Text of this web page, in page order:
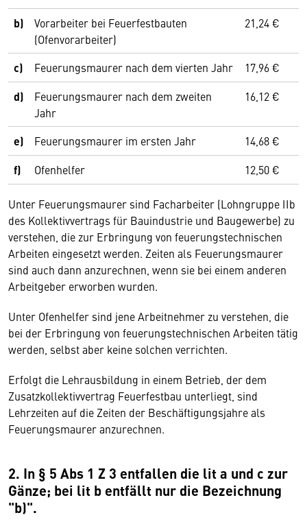
b)
Vorarbeiter bei Feuerfestbauten
(Ofenvorarbeiter)
21,24 €
c) Feuerungsmaurer nach dem vierten Jahr 17,96 €
d)
Feuerungsmaurer nach dem zweiten
Jahr
16,12 €
e) Feuerungsmaurer im ersten Jahr 14,68 €
f) Ofenhelfer 12,50 €
Unter Feuerungsmaurer sind Facharbeiter (Lohngruppe IIb
des Kollektivvertrags für Bauindustrie und Baugewerbe) zu
verstehen, die zur Erbringung von feuerungstechnischen
Arbeiten eingesetzt werden. Zeiten als Feuerungsmaurer
sind auch dann anzurechnen, wenn sie bei einem anderen
Arbeitgeber erworben wurden.
Unter Ofenhelfer sind jene Arbeitnehmer zu verstehen, die
bei der Erbringung von feuerungstechnischen Arbeiten tätig
werden, selbst aber keine solchen verrichten.
Erfolgt die Lehrausbildung in einem Betrieb, der dem
Zusatzkollektivvertrag Feuerfestbau unterliegt, sind
Lehrzeiten auf die Zeiten der Beschäftigungsjahre als
Feuerungsmaurer anzurechnen.
2. In § 5 Abs 1 Z 3 entfallen die lit a und c zur
Gänze; bei lit b entfällt nur die Bezeichnung
"b)".